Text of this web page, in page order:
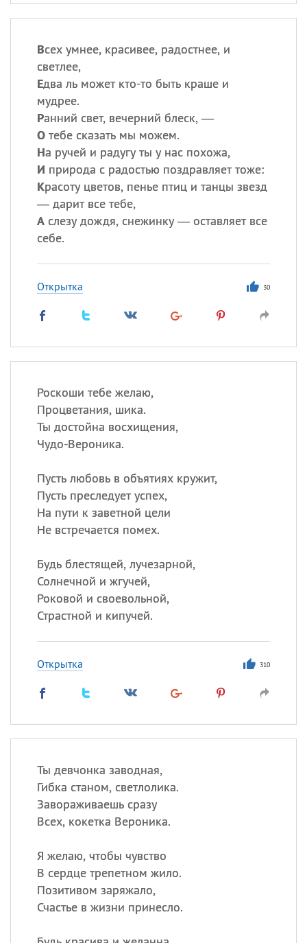
Всех умнее, красивее, радостнее, и
светлее,
Едва ль может кто-то быть краше и
мудрее.
Ранний свет, вечерний блеск, —
Отебе сказать мы можем.
На ручей и радугу ты у нас похожа,
И природа с радостью поздравляет тоже:
Красоту цветов, пенье птиц и танцы звезд
— дарит все тебе,
Аслезу дождя, снежинку — оставляет все
себе.
Открытка 30
Роскоши тебе желаю,
Процветания, шика.
Ты достойна восхищения,
Чудо-Вероника.
Пусть любовь в объятиях кружит,
Пусть преследует успех,
На пути к заветной цели
Не встречается помех.
Будь блестящей, лучезарной,
Солнечной и жгучей,
Роковой и своевольной,
Страстной и кипучей.
Открытка 310
Ты девчонка заводная,
Гибка станом, светлолика.
Завораживаешь сразу
Всех, кокетка Вероника.
Я желаю, чтобы чувство
В сердце трепетном жило.
Позитивом заряжало,
Счастье в жизни принесло.